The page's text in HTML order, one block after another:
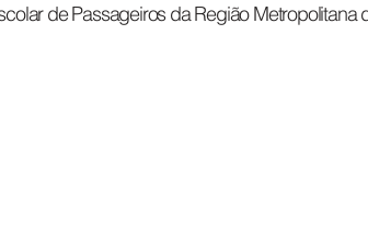
de Passageiros da Região Metropolitana